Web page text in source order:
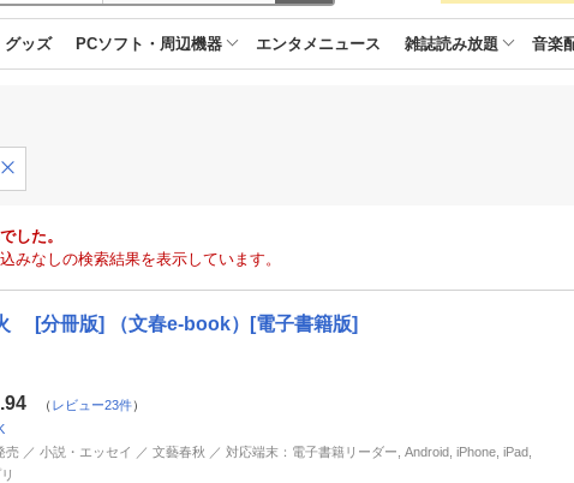
グッズ PCソフト・周辺機器 エンタメニュース 雑誌読み放題 音楽
した。
みなしの検索結果を表示しています。
[分冊版] （文春e-book）[電子書籍版]
（ レビュー23件）
売 ／ 小説・エッセイ ／ 文藝春秋 ／ 対応端末：電子書籍リーダー, Android, iPhone, iPad,